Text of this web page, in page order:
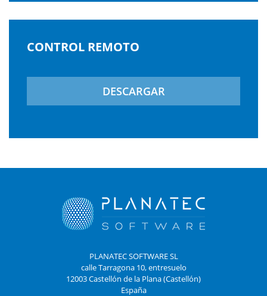
CONTROL REMOTO
DESCARGAR
PLANATEC SOFTWARE SL
calle Tarragona 10, entresuelo
12003 Castellón de la Plana (Castellón)
España